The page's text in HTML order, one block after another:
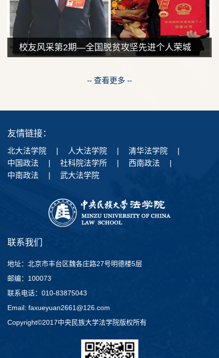
校友风采第2期—全国脱贫攻坚先进个人荣城
-- 查看更多 --
友情链接：
北大法学院 人大法学院 清华法学院
中国政法
社科院法学所 西南政法
中南政法
武大法学院
联系我们
地址：北京市丰台区魏各庄路27号明德楼5层
邮编：100073
联系电话：010-83875043
Email: faxueyuan2661@126.com
Copyright©2017中央民族大学法学院版权所有